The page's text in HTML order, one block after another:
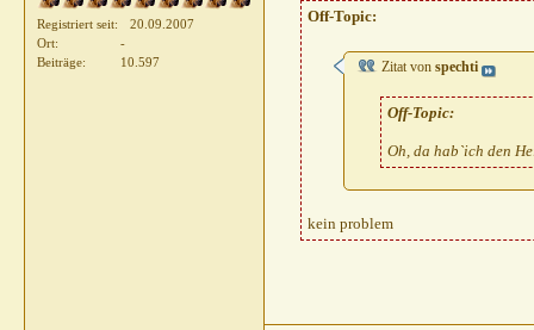
nadelAW: Einen zweiten RR
Weitere Beiträge folgen...
AW: Einen zweiten RR 28.09.2010,16:49
28.09.2010,
16:55
28.09.2010, 16:46
Registriert seit
20.09.2007
Ort
-
Beiträge
10.597
Off-Topic:
Zitat von spechti
Off-Topic:
Oh, da hab`ich den
kein problem